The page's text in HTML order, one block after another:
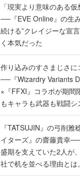
「現実より意味のある仮
──『EVE Online』の生
続ける”クレイジーな宣
く本気だった
作り込みのすさまじさ
──『Wizardry Variants
×『FFXI』コラボが期間
もキャラも武器も戦闘
で作り込まれた理由を
く
『TATSUJIN』の弓削雅
イターズ』の齋藤貴幸
盛期を支えていた2人が
社で机を並べる理由とは